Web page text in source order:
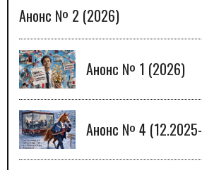
Анонс № 2 (2026)
Анонс № 1 (2026)
Анонс № 4